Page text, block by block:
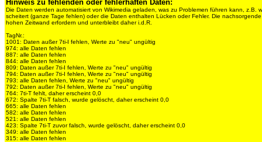
Hinweis zu fehlenden oder fehlerhaften Daten:
Die Daten werden automatisiert von Wikimedia geladen, was zu Problemen führen kann, z.B.
scheitert (ganze Tage fehlen) oder die Daten enthalten Lücken oder Fehler. Die
hohen Zeitwand erfordern und unterbleibt daher i.d.R.
TagNr.:
1001: Daten außer 7ti-I fehlen, Werte zu "neu" ungültig
974: alle Daten fehlen
887: alle Daten fehlen
844: alle Daten fehlen
809: Daten außer 7ti-I fehlen, Werte zu "neu" ungültig
794: Daten außer 7ti-I fehlen, Werte zu "neu" ungültig
793: alle Daten fehlen, Werte zu "neu" ungültig
792: Daten außer 7ti-I fehlen, Werte zu "neu" ungültig
764: 7ti-T fehlt, daher erscheint 0,0
672: Spalte 7ti-T falsch, wurde gelöscht, daher erscheint 0,0
665: alle Daten fehlen
582: alle Daten fehlen
521: alle Daten fehlen
423: Spalte 7ti-T zuvor falsch, wurde gelöscht, daher erscheint 0,0
349: alle Daten fehlen
315: alle Daten fehlen